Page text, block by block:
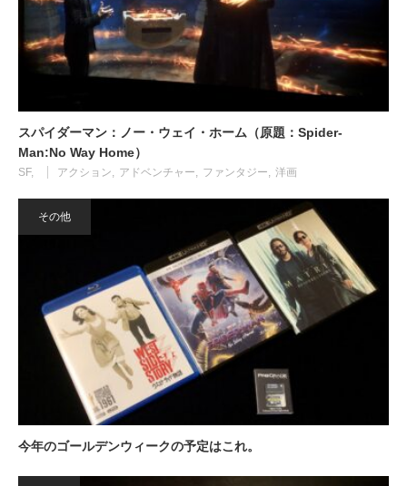
スパイダーマン：ノー・ウェイ・ホーム（原題：Spider-
Man:No Way Home）
SF アクション アドベンチャー ファンタジー 洋画
その他
今年のゴールデンウィークの予定はこれ。